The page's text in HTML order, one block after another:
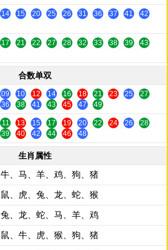
14 15 20 25 26 31 36 37 41
42
17 21 22 27 28 32 33 38 39
43
合数单双
09 10 12 14 16 18 21 23 25
27
36 38 41 43 45 47 49
11 13 15 17 19 20 22 24 26
28
39 40 42 44 46 48
生肖属性
牛、马、羊、鸡、狗、猪
鼠、虎、兔、龙、蛇、猴
兔、龙、蛇、马、羊、鸡
鼠、牛、虎、猴、狗、猪